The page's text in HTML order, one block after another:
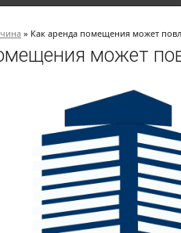
» Как аренда помещения может
может